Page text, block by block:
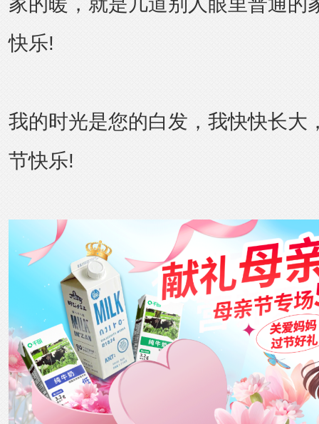
快乐!
我的时光是您的白发，我快快长大
节快乐!